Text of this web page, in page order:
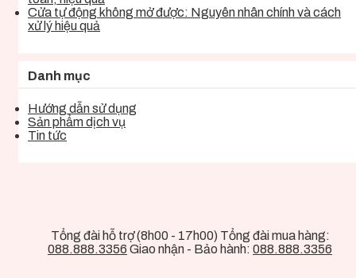
Cửa tự động không mở được: Nguyên nhân chính và cách
xử lý hiệu quả
Danh mục
Hướng dẫn sử dụng
Sản phẩm dịch vụ
Tin tức
Tổng đài hỗ trợ (8h00 - 17h00) Tổng đài mua hàng:
088.888.3356 Giao nhận - Bảo hành: 088.888.3356